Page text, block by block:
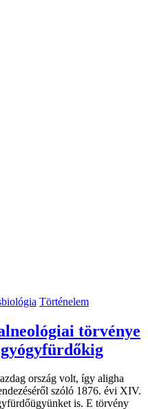
Történelem
törvénye
ország volt, így aligha
szóló 1876. évi XIV.
is. E törvény